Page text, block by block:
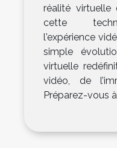
réalité virtuelle
cette
l'expérience
simple
virtuelle
vidéo, de
Préparez-vous à